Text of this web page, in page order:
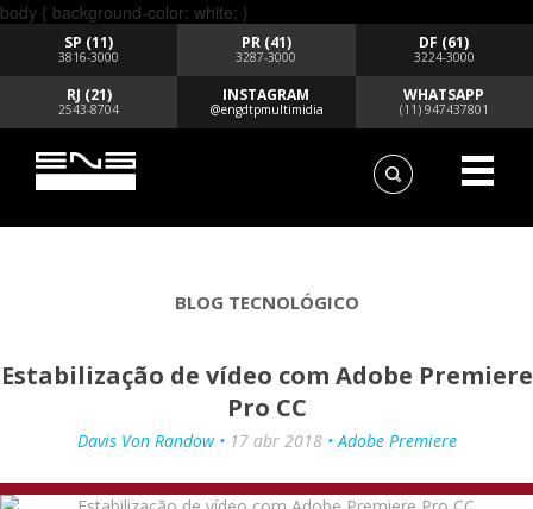
body { background-color: white; }
SP (11)
3816-3000
PR (41)
3287-3000
DF (61)
3224-3000
RJ (21)
2543-8704
INSTAGRAM
@engdtpmultimidia
WHATSAPP
(11) 947437801
BLOG TECNOLÓGICO
Estabilização de vídeo com Adobe Premiere
Pro CC
Davis Von Randow • 17 abr 2018• Adobe Premiere